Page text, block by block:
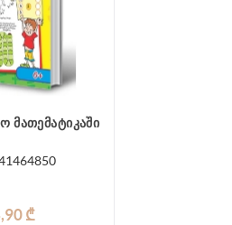
მათემატიკაში
₾